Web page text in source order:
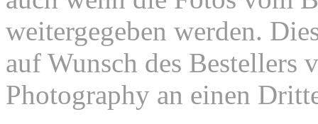
weitergegeben werden.
auf Wunsch des
Photography an einen